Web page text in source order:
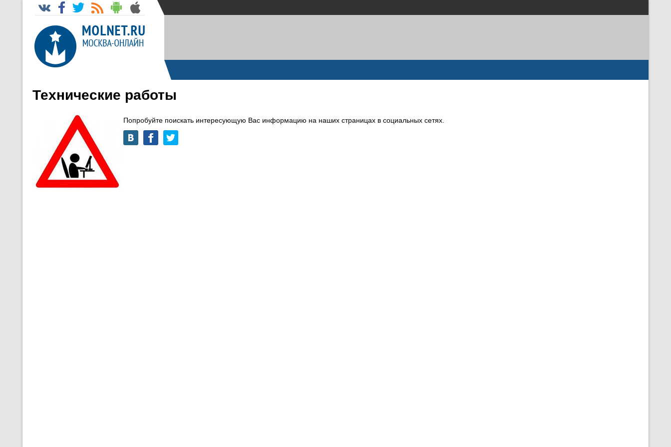
Технические работы
Попробуйте поискать интересующую Вас информацию на наших страницах в социальных сетях.